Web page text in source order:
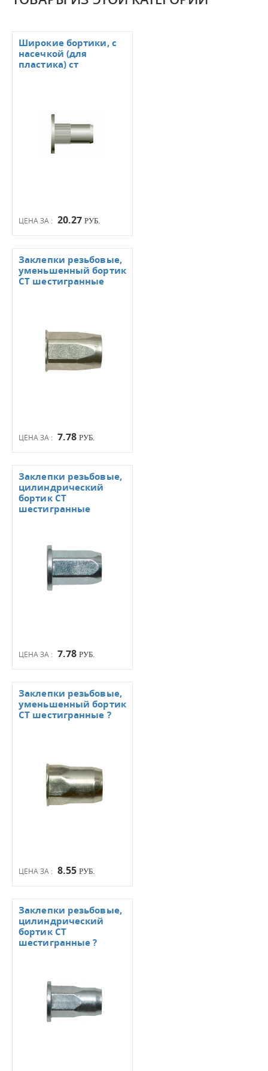
ЦЕНА ЗА : 20.27 РУБ.
Широкие бортики, с
насечкой (для
пластика) ст
ЦЕНА ЗА : 7.78 РУБ.
Заклепки резьбовые,
уменьшенный бортик
СТ шестигранные
ЦЕНА ЗА : 7.78 РУБ.
Заклепки резьбовые,
цилиндрический
бортик СТ
шестигранные
ЦЕНА ЗА : 8.55 РУБ.
Заклепки резьбовые,
уменьшенный бортик
СТ шестигранные ?
Заклепки резьбовые,
цилиндрический
бортик СТ
шестигранные ?